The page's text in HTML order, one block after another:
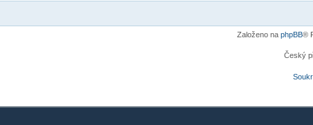
Založeno na phpBB®
Český